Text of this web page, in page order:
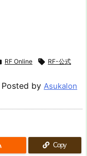
RF Online  RF-公式
Posted by Asukalon
Copy